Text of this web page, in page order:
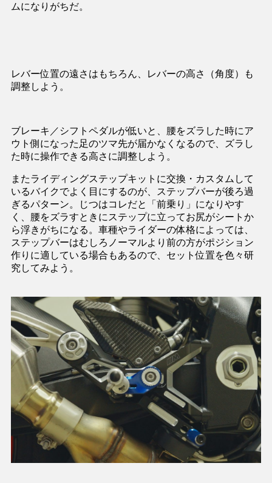
ムになりがちだ。
レバー位置の遠さはもちろん、レバーの高さ（角度）も
調整しよう。
ブレーキ／シフトペダルが低いと、腰をズラした時にア
ウト側になった足のツマ先が届かなくなるので、ズラし
た時に操作できる高さに調整しよう。
またライディングステップキットに交換・カスタムして
いるバイクでよく目にするのが、ステップバーが後ろ過
ぎるパターン。じつはコレだと「前乗り」になりやす
く、腰をズラすときにステップに立ってお尻がシートか
ら浮きがちになる。車種やライダーの体格によっては、
ステップバーはむしろノーマルより前の方がポジション
作りに適している場合もあるので、セット位置を色々研
究してみよう。